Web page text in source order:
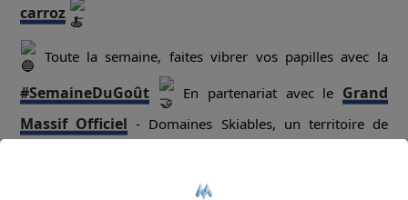
carroz
Toute la semaine, faites vibrer vos papilles avec la
#SemaineDuGoût En partenariat avec le Grand
Massif Officiel - Domaines Skiables, un territoire de
talents